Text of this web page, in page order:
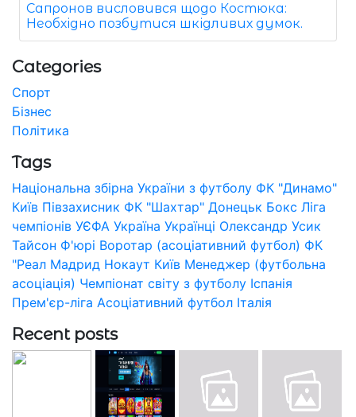
Сапронов висловився щодо Костюка:
Необхідно позбутися шкідливих думок.
Categories
Спорт
Бізнес
Політика
Tags
Національна збірна України з футболу ФК "Динамо"
Київ Півзахисник ФК "Шахтар" Донецьк Бокс Ліга
чемпіонів УЄФА Україна Українці Олександр Усик
Тайсон Ф'юрі Воротар (асоціативний футбол) ФК
"Реал Мадрид Нокаут Київ Менеджер (футбольна
асоціація) Чемпіонат світу з футболу Іспанія
Прем'єр-ліга Асоціативний футбол Італія
Recent posts